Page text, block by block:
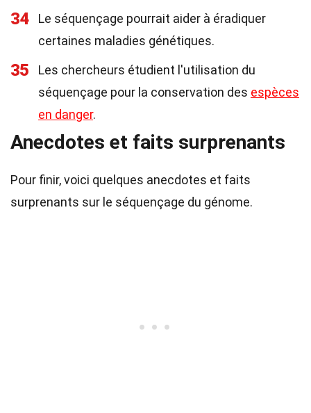
34
Le séquençage pourrait aider à éradiquer
certaines maladies génétiques.
35
Les chercheurs étudient l'utilisation du
séquençage pour la conservation des espèces
en danger.
Anecdotes et faits surprenants
Pour finir, voici quelques anecdotes et faits
surprenants sur le séquençage du génome.